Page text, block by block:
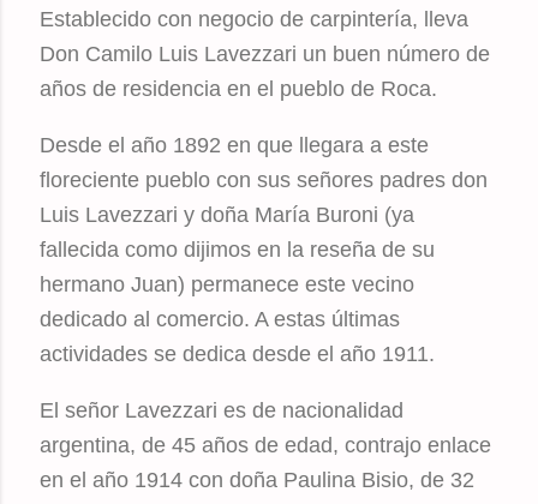
Establecido con negocio de carpintería, lleva
Don Camilo Luis Lavezzari un buen número de
años de residencia en el pueblo de Roca.
Desde el año 1892 en que llegara a este
floreciente pueblo con sus señores padres don
Luis Lavezzari y doña María Buroni (ya
fallecida como dijimos en la reseña de su
hermano Juan) permanece este vecino
dedicado al comercio. A estas últimas
actividades se dedica desde el año 1911.
El señor Lavezzari es de nacionalidad
argentina, de 45 años de edad, contrajo enlace
en el año 1914 con doña Paulina Bisio, de 32